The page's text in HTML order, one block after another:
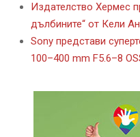
Издателство Хермес
дълбините“ от Кели
Sony представи
100–400 mm F5.6–8